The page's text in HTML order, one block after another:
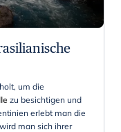
um die
zu besichtigen und
erlebt man die
man sich ihrer